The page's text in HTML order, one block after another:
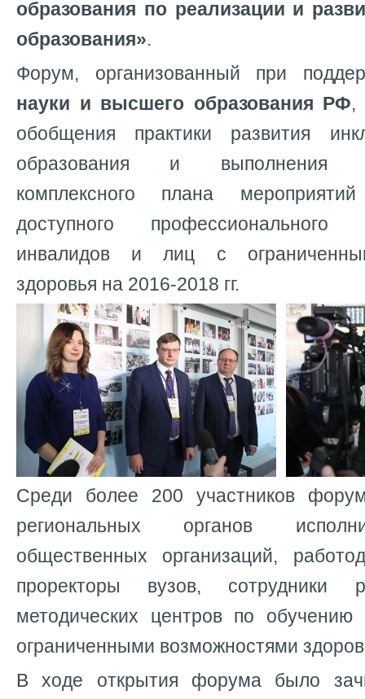
образования по реализации и
образования».
Форум, организованный при
науки и высшего образования РФ,
обобщения практики развития
образования и выполнения
комплексного плана
доступного
инвалидов и лиц с
здоровья на 2016-2018 гг.
Среди более 200 участников
региональных органов
общественных организаций,
проректоры вузов, сотрудники
методических центров по
ограниченными возможностями
В ходе открытия форума было